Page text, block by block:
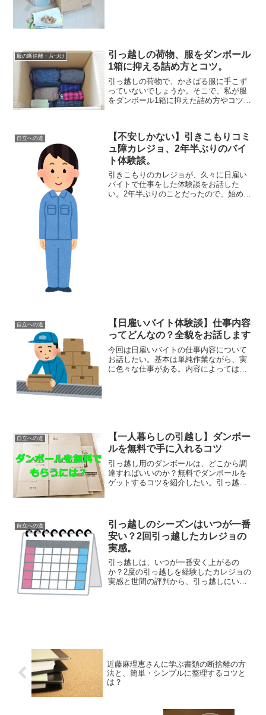
服の断捨離・片づけ
引っ越しの荷物、服をダンボール
1箱に抑える詰め方とコツ。
引っ越しの荷物で、かさばる服に手こず
っていないでしょうか。そこで、私が服
をダンボール1箱に抑えた詰め方やコツを
しでも減らせた方が...
自立への道
【不安しかない】引きこもりコミ
ュ障カレジョ、2年半ぶりのバイ
ト体験談。
引きこもりのカレジョが、久々に日雇い
バイトで仕事をした体験談をお話した
い。2年半ぶりのことだったので、始めは
自立への道
【日雇いバイト体験談】仕事内容
ってどんなの？全貌をお話します
今回は日雇いバイトの仕事内容について
お話したい。基本は単純作業ながら、実
に色々な仕事がある。内容によっては、
自立への道
【一人暮らしの引越し】ダンボー
ルを無料で手に入れるコツ
引っ越し用のダンボールは、どこから調
達すればいいのか？無料でダンボールを
ゲットするコツを紹介したい。引っ越し
に越したことはない。薬局...
自立への道
引っ越しのシーズンはいつが一番
安い？2回引っ越したカレジョの
実感。
引っ越しは、いつが一番安く上がるの
か？2度の引っ越しを経験したカレジョの
実感と世間の評判から、引っ越しにいい
近藤麻理恵さんに学ぶ書類の断捨離の方
法と、簡単・シンプルに整理するコツと
は？